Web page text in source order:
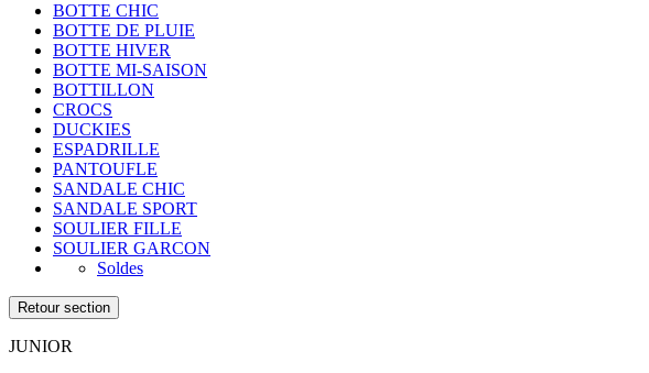
BOTTE CHIC
BOTTE DE PLUIE
BOTTE HIVER
BOTTE MI-SAISON
BOTTILLON
CROCS
DUCKIES
ESPADRILLE
PANTOUFLE
SANDALE CHIC
SANDALE SPORT
SOULIER FILLE
SOULIER GARCON
Soldes
Retour section
JUNIOR